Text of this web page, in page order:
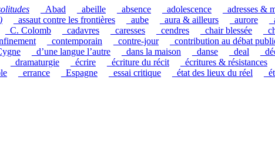
_Abad _abeille _absence _adolescence _adresses &
_assaut contre les frontières _aube _aura & ailleurs _aurore
_C. Colomb _cadavres _caresses _cendres _chair blessée
_contemporain _contre-jour _contribution au débat
_d’une langue l’autre _dans la maison _danse _deal
_dramaturgie _écrire _écriture du récit _écritures & résistances
_errance _Espagne _essai critique _état des lieux du réel